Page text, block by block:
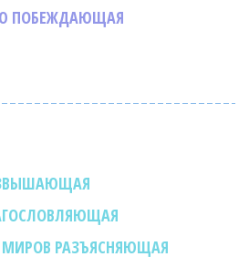
ПОБЕЖДАЮЩАЯ
МИРОВ РАЗЪЯСНЯЮЩАЯ